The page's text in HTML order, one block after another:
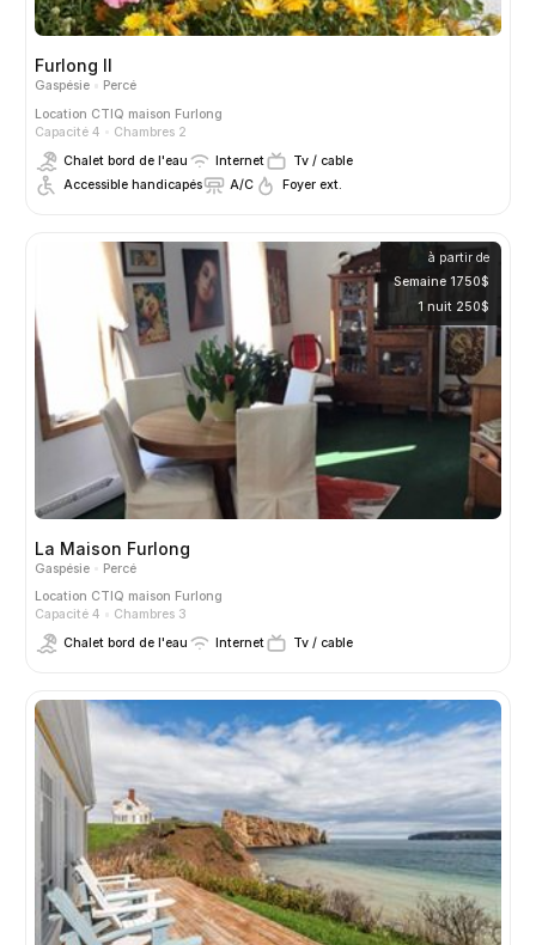
Furlong II
Gaspésie
Percé
Location CTIQ maison Furlong
Capacité 4
Chambres 2
Chalet bord de l'eau
Internet
Tv / cable
Accessible handicapés
A/C Foyer ext.
à partir de
Semaine 1750$
1 nuit 250$
La Maison Furlong
Gaspésie
Percé
Location CTIQ maison Furlong
Capacité 4
Chambres 3
Chalet bord de l'eau
Internet Tv / cable